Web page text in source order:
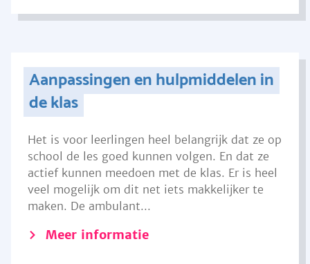
Aanpassingen en hulpmiddelen in
de klas
Het is voor leerlingen heel belangrijk dat ze op
school de les goed kunnen volgen. En dat ze
actief kunnen meedoen met de klas. Er is heel
veel mogelijk om dit net iets makkelijker te
maken. De ambulant...
Meer informatie